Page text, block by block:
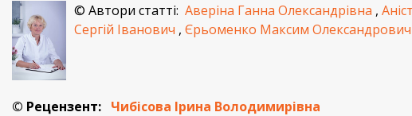
© Автори статті:Аверіна Ганна Олександрівна ,
Сергій Іванович ,Єрьоменко Максим Олександрович
© Рецензент: Чибісова Ірина Володимирівна